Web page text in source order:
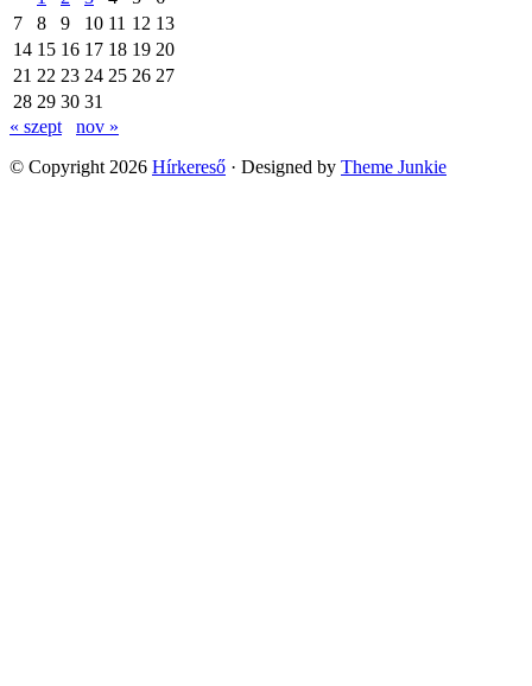
7
8 9 10 11 12 13
14 15 16 17 18 19 20
21 22 23 24 25 26 27
28 29 30 31
« szept
nov »
© Copyright 2026 Hírkereső · Designed by Theme Junkie